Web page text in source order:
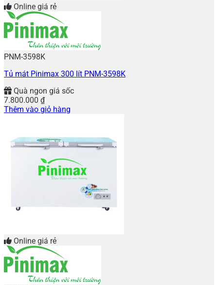
Online giá rẻ
PNM-3598K
Tủ mát Pinimax 300 lít PNM-3598K
Quà ngon giá sốc
7.800.000 ₫
Thêm vào giỏ hàng
Online giá rẻ